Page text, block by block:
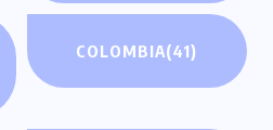
COLOMBIA(41)